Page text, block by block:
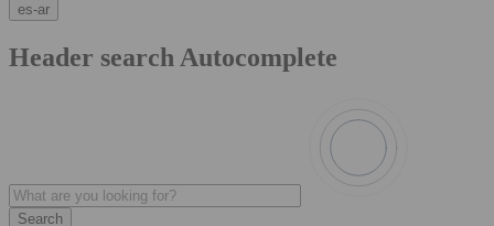
es-ar
Header search Autocomplete